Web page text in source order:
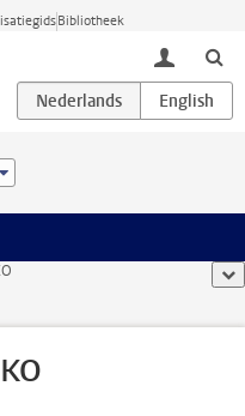
Bibliotheek
toggle